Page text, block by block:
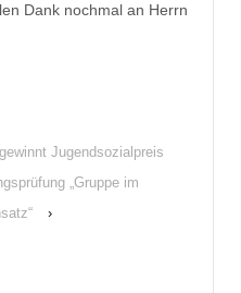
Dank nochmal an Herrn
Jugendsozialpreis
„Gruppe im
›